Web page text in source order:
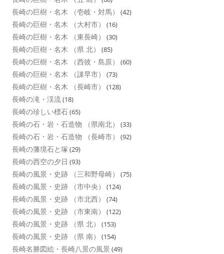
長崎の巨樹・名木 （壱岐・対馬） (42)
長崎の巨樹・名木 （大村市） (16)
長崎の巨樹・名木 （東長崎） (30)
長崎の巨樹・名木 （県 北） (85)
長崎の巨樹・名木 （西彼・島原） (60)
長崎の巨樹・名木 （諌早市） (73)
長崎の巨樹・名木 （長崎市） (128)
長崎の滝・渓流(18)
長崎の珍しい標石(65)
長崎の石・岩・石造物 （県南北） (33)
長崎の石・岩・石造物 （長崎市） (92)
長崎の藩境石と塚 (29)
長崎の西空の夕日 (93)
長崎の風景・史跡 （三和野母崎） (75)
長崎の風景・史跡 （市中央） (124)
長崎の風景・史跡 （市北西） (74)
長崎の風景・史跡 （市東南） (122)
長崎の風景・史跡 （県 北） (153)
長崎の風景・史跡 （県 南） (154)
長崎名勝図絵・長崎八景の風景 (49)